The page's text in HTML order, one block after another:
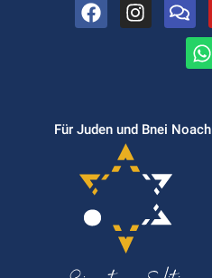
Für Juden und Bnei Noach